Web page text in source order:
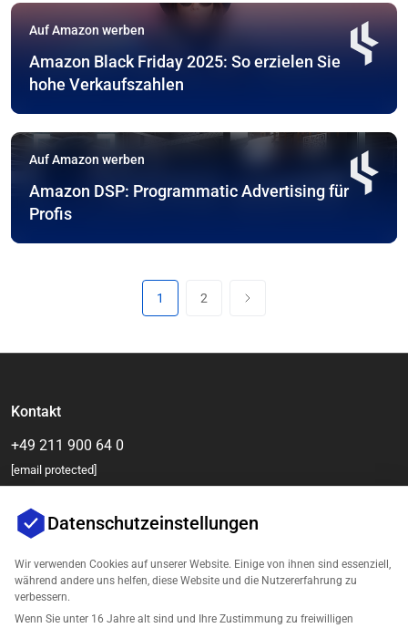
Auf Amazon werben
Amazon Black Friday 2025: So erzielen Sie
hohe Verkaufszahlen
Auf Amazon werben
Amazon DSP: Programmatic Advertising für
Profis
1 2
Kontakt
+49 211 900 64 0
[email protected]
Datenschutzeinstellungen
Wir verwenden Cookies auf unserer Website. Einige von ihnen sind essenziell,
während andere uns helfen, diese Website und die Nutzererfahrung zu
verbessern.
Wenn Sie unter 16 Jahre alt sind und Ihre Zustimmung zu freiwilligen